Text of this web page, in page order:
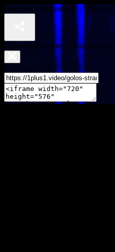
Валентин Біленький –
Відео недоступне в вашому
Поділитися